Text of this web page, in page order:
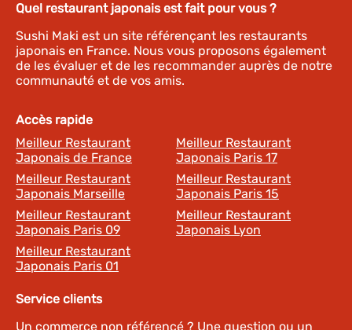
Quel restaurant japonais est fait pour vous ?
Sushi Maki est un site référençant les restaurants
japonais en France. Nous vous proposons également
de les évaluer et de les recommander auprès de notre
communauté et de vos amis.
Accès rapide
Meilleur Restaurant
Japonais de France
Meilleur Restaurant
Japonais Paris 17
Meilleur Restaurant
Japonais Marseille
Meilleur Restaurant
Japonais Paris 15
Meilleur Restaurant
Japonais Paris 09
Meilleur Restaurant
Japonais Lyon
Meilleur Restaurant
Japonais Paris 01
Service clients
Un commerce non référencé ? Une question ou un